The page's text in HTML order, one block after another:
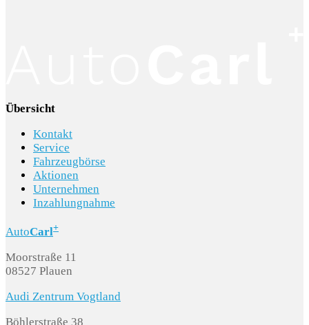
Übersicht
Kontakt
Service
Fahrzeugbörse
Aktionen
Unternehmen
Inzahlungnahme
AutoCarl+
Moorstraße 11
08527 Plauen
Audi Zentrum Vogtland
Böhlerstraße 38